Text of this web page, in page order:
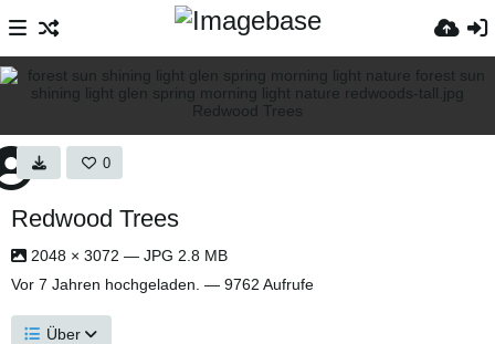
0
Redwood Trees
2048 × 3072 — JPG 2.8 MB
Vor 7 Jahren hochgeladen. — 9762 Aufrufe
Über